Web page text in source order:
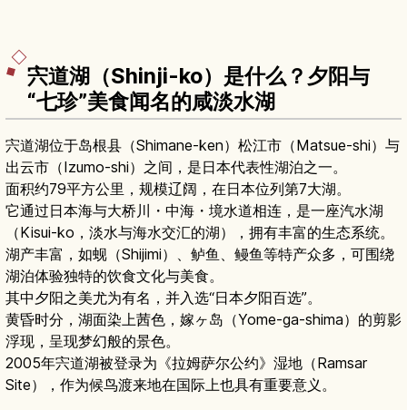
宍道湖（Shinji-ko）是什么？夕阳与
“七珍”美食闻名的咸淡水湖
宍道湖位于岛根县（Shimane-ken）松江市（Matsue-shi）与
出云市（Izumo-shi）之间，是日本代表性湖泊之一。
面积约79平方公里，规模辽阔，在日本位列第7大湖。
它通过日本海与大桥川・中海・境水道相连，是一座汽水湖
（Kisui-ko，淡水与海水交汇的湖），拥有丰富的生态系统。
湖产丰富，如蚬（Shijimi）、鲈鱼、鳗鱼等特产众多，可围绕
湖泊体验独特的饮食文化与美食。
其中夕阳之美尤为有名，并入选“日本夕阳百选”。
黄昏时分，湖面染上茜色，嫁ヶ岛（Yome-ga-shima）的剪影
浮现，呈现梦幻般的景色。
2005年宍道湖被登录为《拉姆萨尔公约》湿地（Ramsar
Site），作为候鸟渡来地在国际上也具有重要意义。